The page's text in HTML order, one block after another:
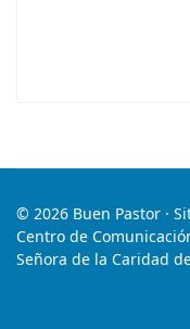
© 2026 Buen Pastor ·
Centro de
Señora de la Caridad